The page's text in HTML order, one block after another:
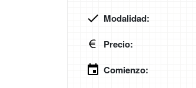
Modalidad:
Precio:
Comienzo: